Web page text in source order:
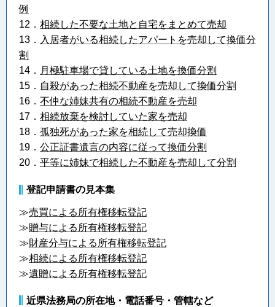
例
12． 相続した不要な土地と自宅をまとめて売却
13． 入居者がいる相続したアパートを売却して換価分
割
14． 月極駐車場で貸している土地を換価分割
15． 自殺があった相続不動産を売却して換価分割
16． 不仲な姉妹共有の相続不動産を売却
17． 相続放棄を検討していた家を売却
18． 孤独死があった家を相続して売却換価
19． 公正証書遺言の内容に従って換価分割
20． 平等に姉妹で相続した不動産を売却して分割
登記申請書の見本集
≫売買による所有権移転登記
≫贈与による所有権移転登記
≫財産分与による所有権移転登記
≫相続による所有権移転登記
≫遺贈による所有権移転登記
近県法務局の所在地・電話番号・管轄など